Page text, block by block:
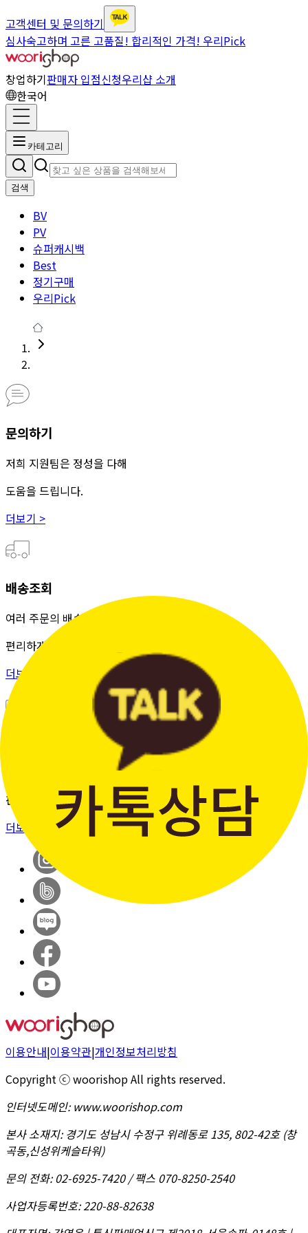
고객센터 및 문의하기
심사숙고하며 고른 고품질! 합리적인 가격! 우리Pick
창업하기판매자 입점신청우리샵 소개
한국어
카테고리
검색
BV
PV
슈퍼캐시백
Best
정기구매
우리Pick
문의하기
저희 지원팀은 정성을 다해
도움을 드립니다.
더보기 >
배송조회
여러 주문의 배송 상태를 한 화면에서
편리하게 조회할 수 있습니다.
더보기 >
간단한 가입 프로세스 & 편리한
판매 시스템
더보기 >
이용안내|이용약관|개인정보처리방침
Copyright ⓒ woorishop All rights reserved.
인터넷도메인:www.woorishop.com
본사 소재지:경기도 성남시 수정구 위례동로 135, 802-42호 (창
곡동,신성위케슬타워)
문의 전화:02-6925-7420 / 팩스 070-8250-2540
사업자등록번호:220-88-82638